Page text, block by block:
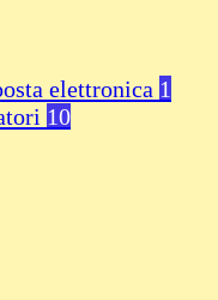
elettronica 1
10